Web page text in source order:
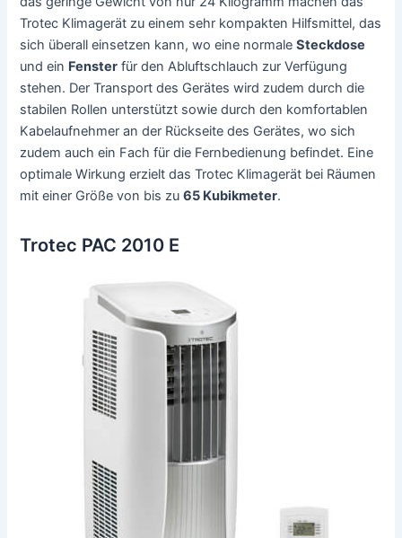
Trotec Klimagerät zu einem sehr kompakten Hilfsmittel, das
sich überall einsetzen kann, wo eine normaleSteckdose
und ein Fenster für den Abluftschlauch zur Verfügung
stehen. Der Transport des Gerätes wird zudem durch die
stabilen Rollen unterstützt sowie durch den komfortablen
Kabelaufnehmer an der Rückseite des Gerätes, wo sich
zudem auch ein Fach für die Fernbedienung befindet. Eine
optimale Wirkung erzielt das Trotec Klimagerät bei Räumen
mit einer Größe von bis zu65 Kubikmeter.
Trotec PAC 2010 E